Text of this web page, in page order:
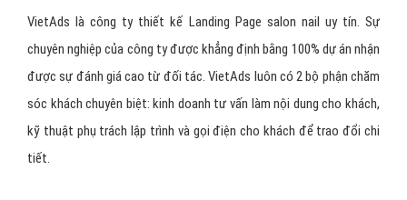
VietAds là công ty thiết kế Landing Page salon nail uy tín. Sự
chuyên nghiệp của công ty được khẳng định bằng 100% dự án nhận
được sự đánh giá cao từ đối tác. VietAds luôn có 2 bộ phận chăm
sóc khách chuyên biệt: kinh doanh tư vấn làm nội dung cho khách,
kỹ thuật phụ trách lập trình và gọi điện cho khách để trao đổi chi
tiết.